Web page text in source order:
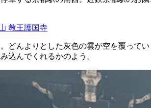
教王護国寺
どんよりとした灰色の雲が空を覆って
込んでくれるかのよう。